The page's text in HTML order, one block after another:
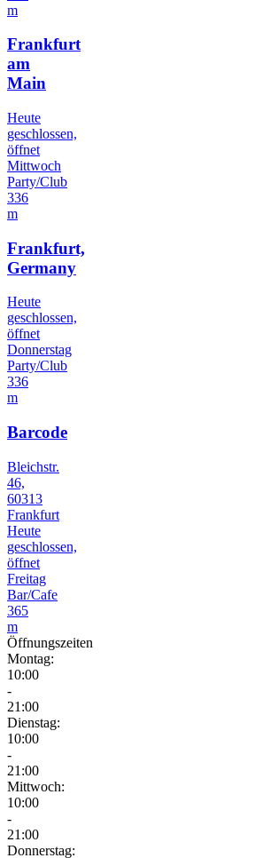
m
Frankfurt
am
Main
Heute
geschlossen,
öffnet
Mittwoch
Party/Club
336
m
Frankfurt,
Germany
Heute
geschlossen,
öffnet
Donnerstag
Party/Club
336
m
Barcode
Bleichstr.
46,
60313
Frankfurt
Heute
geschlossen,
öffnet
Freitag
Bar/Cafe
365
m
Öffnungszeiten
Montag:
10:00
-
21:00
Dienstag:
10:00
-
21:00
Mittwoch:
10:00
-
21:00
Donnerstag: